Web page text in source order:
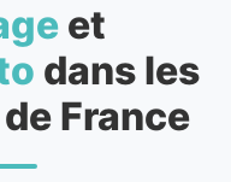
et
dans les
France